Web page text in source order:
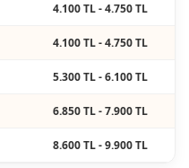
4.100 TL - 4.750 TL
4.100 TL - 4.750 TL
5.300 TL - 6.100 TL
6.850 TL - 7.900 TL
8.600 TL - 9.900 TL